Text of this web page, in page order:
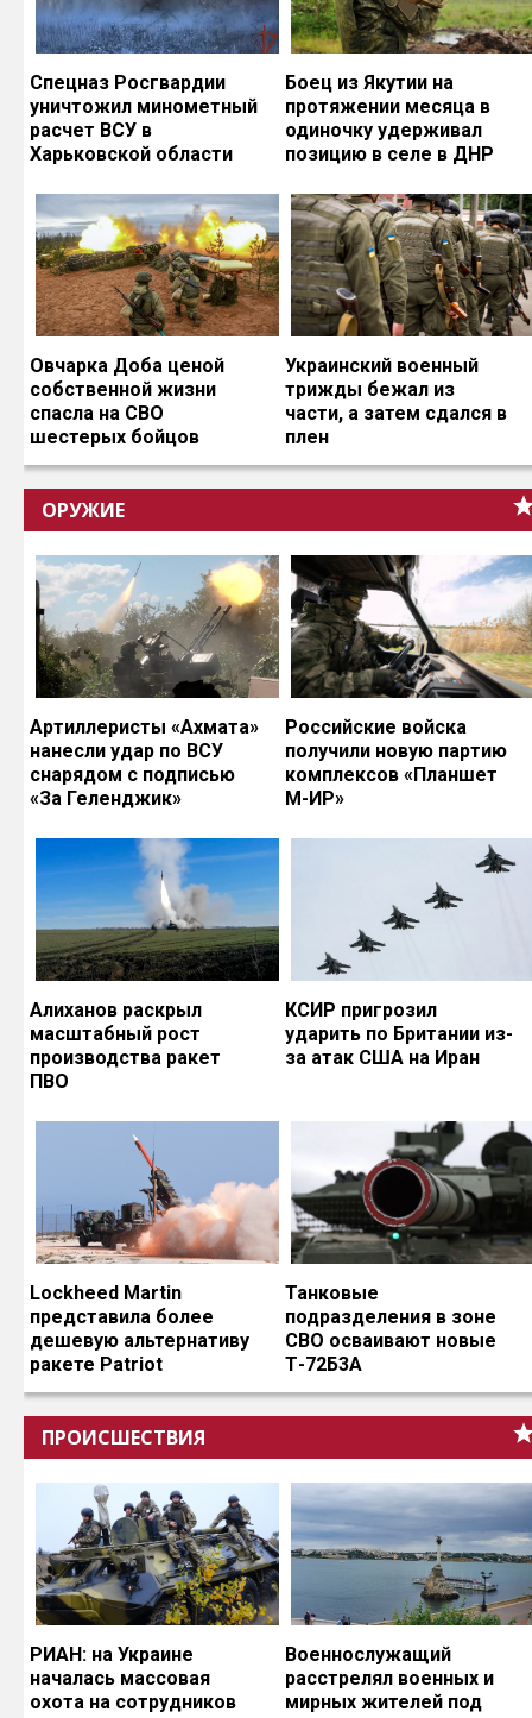
Спецназ Росгвардии
уничтожил минометный
расчет ВСУ в
Харьковской области
Боец из Якутии на
протяжении месяца в
одиночку удерживал
позицию в селе в ДНР
Овчарка Доба ценой
собственной жизни
спасла на СВО
шестерых бойцов
Украинский военный
трижды бежал из
части, а затем сдался в
плен
ОРУЖИЕ
Артиллеристы «Ахмата»
нанесли удар по ВСУ
снарядом с подписью
«За Геленджик»
Российские войска
получили новую партию
комплексов «Планшет
М-ИР»
Алиханов раскрыл
масштабный рост
производства ракет
ПВО
КСИР пригрозил
ударить по Британии из-
за атак США на Иран
Lockheed Martin
представила более
дешевую альтернативу
ракете Patriot
Танковые
подразделения в зоне
СВО осваивают новые
Т-72Б3А
ПРОИСШЕСТВИЯ
РИАН: на Украине
началась массовая
охота на сотрудников
Военнослужащий
расстрелял военных и
мирных жителей под